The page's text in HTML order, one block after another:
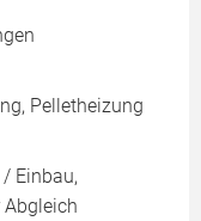
Pelletheizung
Einbau,